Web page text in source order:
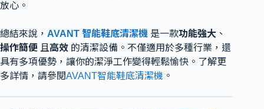
放心。
總結來說， AVANT 智能鞋底清潔機 是一款功能強大 、
操作簡便 且 高效 的清潔設備。不僅適用於多種行業，還
具有多項優勢，讓你的潔淨工作變得輕鬆愉快。了解更
多詳情，請參閱AVANT智能鞋底清潔機 。